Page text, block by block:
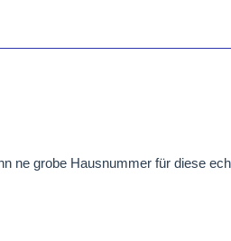
ne grobe Hausnummer für diese